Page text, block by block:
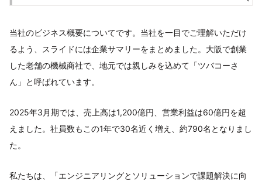
当社のビジネス概要についてです。当社を一目でご理解いただけ
るよう、スライドには企業サマリーをまとめました。大阪で創業
した老舗の機械商社で、地元では親しみを込めて「ツバコーさ
ん」と呼ばれています。
2025年3月期では、売上高は1,200億円、営業利益は60億円を超
えました。社員数もこの1年で30名近く増え、約790名となりまし
た。
私たちは、「エンジニアリングとソリューションで課題解決に向